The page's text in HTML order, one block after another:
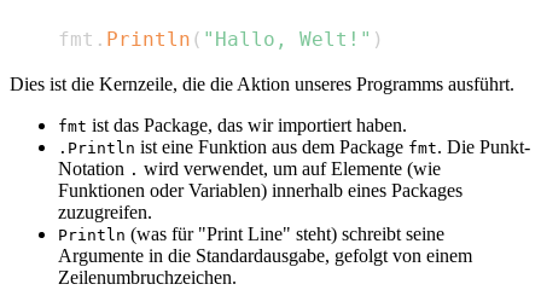
    fmt
. Println ( "Hallo, Welt!" )
Dies ist die Kernzeile, die die Aktion unseres Programms ausführt.
fmt ist das Package, das wir importiert haben.
.Println ist eine Funktion aus dem Package fmt. Die Punkt-
Notation . wird verwendet, um auf Elemente (wie
Funktionen oder Variablen) innerhalb eines Packages
zuzugreifen.
Println (was für "Print Line" steht) schreibt seine
Argumente in die Standardausgabe, gefolgt von einem
Zeilenumbruchzeichen.